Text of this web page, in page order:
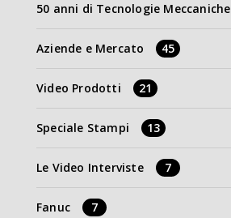
50 anni di Tecnologie Meccaniche
Aziende e Mercato 45
Video Prodotti 21
Speciale Stampi 13
Le Video Interviste 7
Fanuc 7